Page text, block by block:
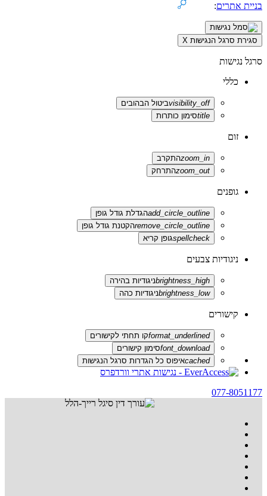
בניית אתרים:
סגירת סרגל הנגישות X
סרגל נגישות
כללי
visibility_offביטול הבהובים
titleסימון כותרות
זום
zoom_inהתקרב
zoom_outהתרחק
גופנים
add_circle_outlineהגדלת גודל גופן
remove_circle_outlineהקטנת גודל גופן
spellcheckגופן קריא
ניגודיות צבעים
brightness_highניגודיות בהירה
brightness_lowניגודיות כהה
קישורים
format_underlinedקו תחתי לקישורים
font_downloadסימון קישורים
cachedאיפוס כל הגדרות סרגל הנגישות
077-8051177